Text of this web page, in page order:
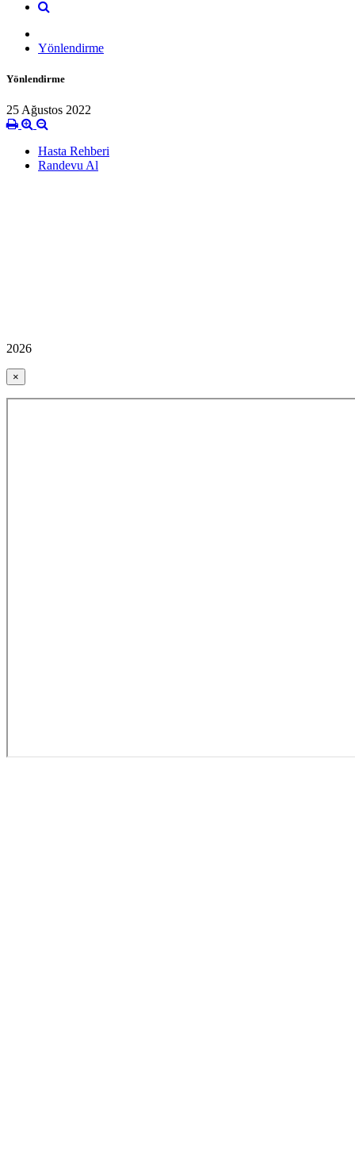
Yönlendirme
Yönlendirme
25 Ağustos 2022
Hasta Rehberi
Randevu Al
2026
×